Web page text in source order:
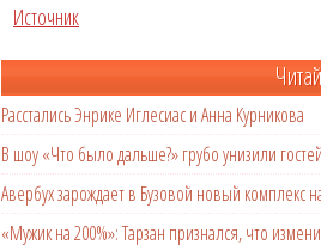
Источник
Расстались Энрике Иглесиас и Анна Курникова
В шоу «Что было дальше?» грубо унизили
Авербух зарождает в Бузовой новый комплекс
«Мужик на 200%»: Тарзан признался, что